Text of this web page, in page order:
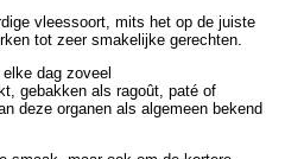
vleessoort, mits het op de juiste
tot zeer smakelijke gerechten.
dag zoveel
gebakken als ragoût, paté of
deze organen als algemeen bekend